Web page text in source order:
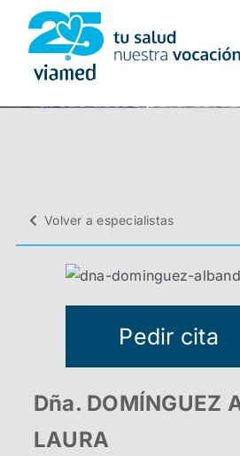
Saltar
contenido
Volver a especialistas
Pedir cita
Dña. DOMÍNGUEZ
LAURA